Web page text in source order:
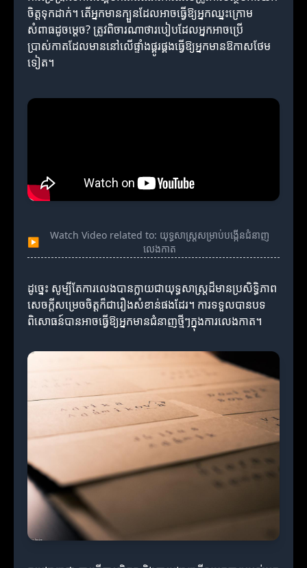
ចិត្តទុកដាក់។ តើអ្នកមានក្បួនដែលអាចធ្វើឱ្យអ្នកឈ្នះក្រោម
សំពាធដូចម្តេច? ត្រូវពិចារណាថារបៀបដែលអ្នកអាចប្រើ
ប្រាស់កាតដែលមាននៅលើផ្ទាំងផ្គូរផ្គងធ្វើឱ្យអ្នកមានឱកាសថែម
ទៀត។
▶
Watch Video related to: យុទ្ធសាស្ត្រសម្រាប់បង្កើនជំនាញ
លេងកាត
ដូច្នេះ សូម្បីតែការលេងបានក្លាយជាយុទ្ធសាស្ត្រដ៏មានប្រសិទ្ធិភាព
សេចក្តីសម្រេចចិត្តក៏ជារឿងសំខាន់ផងដែរ។ ការទទួលបានបទ
ពិសោធន៍បានអាចធ្វើឱ្យអ្នកមានជំនាញថ្មីៗក្នុងការលេងកាត។